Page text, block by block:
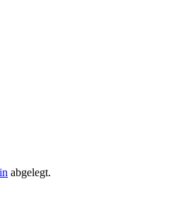
abgelegt.